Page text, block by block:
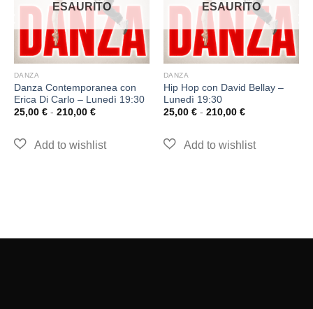
ESAURITO
DANZA
Danza Contemporanea con
Erica Di Carlo – Lunedì 19:30
25,00 € - 210,00 €
ESAURITO
DANZA
Hip Hop con David Bellay –
Lunedì 19:30
25,00 € - 210,00 €